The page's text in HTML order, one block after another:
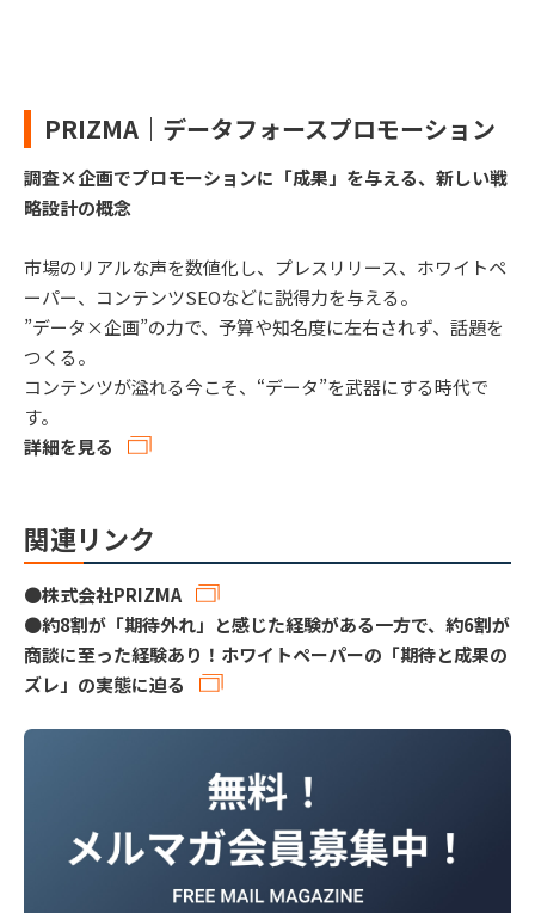
PRIZMA｜データフォースプロモーション
調査×企画でプロモーションに「成果」を与える、新しい戦
略設計の概念
市場のリアルな声を数値化し、プレスリリース、ホワイトペ
ーパー、コンテンツSEOなどに説得力を与える。
”データ×企画”の力で、予算や知名度に左右されず、話題を
つくる。
コンテンツが溢れる今こそ、“データ”を武器にする時代で
す。
詳細を見る
関連リンク
●株式会社PRIZMA
●約8割が「期待外れ」と感じた経験がある一方で、約6割が
商談に至った経験あり！ホワイトペーパーの「期待と成果の
ズレ」の実態に迫る